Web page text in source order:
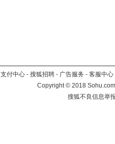
支付中心 - 搜狐招聘 - 广告服务 - 客服中心
Copyright©2018
搜狐不良信息举